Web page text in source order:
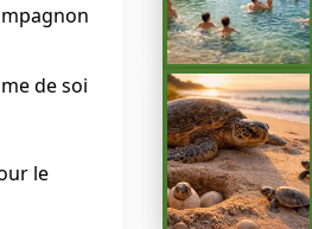
de soi
le